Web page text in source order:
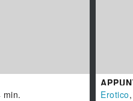
min.
Erotico